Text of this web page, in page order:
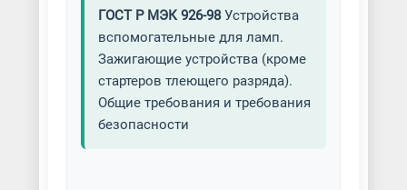
ГОСТ Р МЭК 926-98Устройства
вспомогательные для ламп.
Зажигающие устройства (кроме
стартеров тлеющего разряда).
Общие требования и требования
безопасности